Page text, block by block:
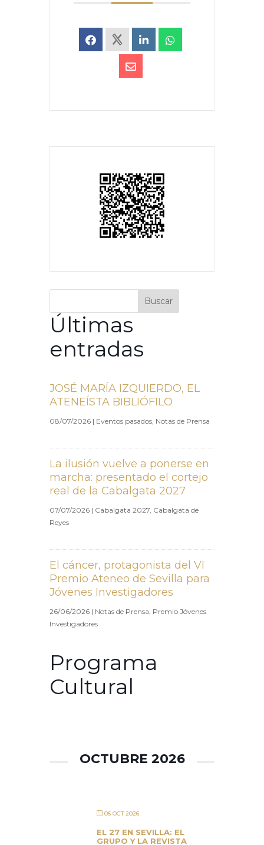
Buscar
Últimas
entradas
JOSÉ MARÍA IZQUIERDO, EL
ATENEÍSTA BIBLIÓFILO
08/07/2026 | Eventos pasados, Notas de Prensa
La ilusión vuelve a ponerse en
marcha: presentado el cortejo
real de la Cabalgata 2027
07/07/2026 | Cabalgata 2027, Cabalgata de
Reyes
El cáncer, protagonista del VI
Premio Ateneo de Sevilla para
Jóvenes Investigadores
26/06/2026 | Notas de Prensa, Premio Jóvenes
Investigadores
Programa
Cultural
OCTUBRE 2026
06 OCT 2026
EL 27 EN SEVILLA: EL
GRUPO Y LA REVISTA